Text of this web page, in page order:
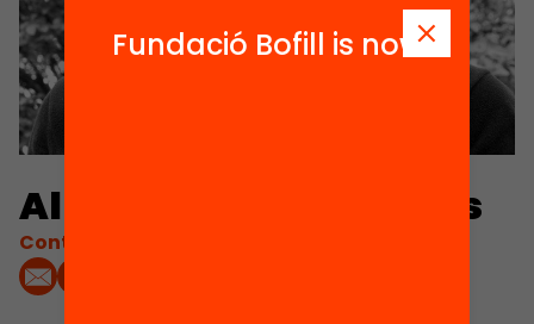
Albert Arcarons Feixas
Contacta'm:
Fundació Bofill is now